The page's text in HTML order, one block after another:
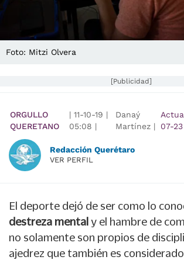
Foto: Mitzi Olvera
[Publicidad]
ORGULLO
QUERETANO
|11-10-19 |
05:08 |
Danaý
Martínez |
07-23
Redacción Querétaro
VER PERFIL
El deporte dejó de ser como lo
destreza mental y el hambre de
no solamente son propios de
ajedrez que también es